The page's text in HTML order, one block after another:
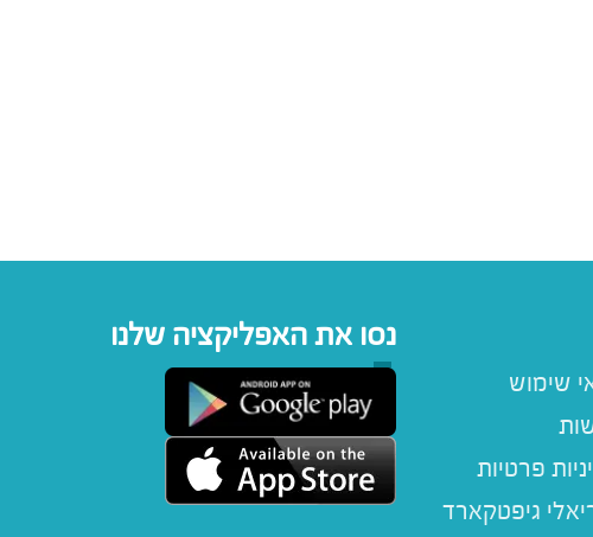
שימוש
פרטיות
גיפטקארד
נסו את האפליקציה שלנו